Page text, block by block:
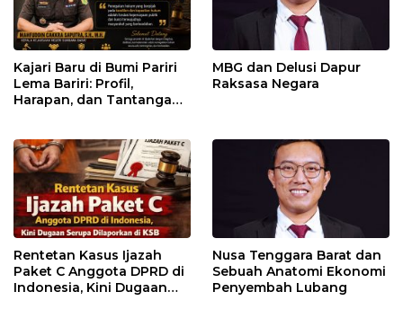
Kajari Baru di Bumi Pariri
Lema Bariri: Profil,
Harapan, dan Tantangan
MBG dan Delusi Dapur
Raksasa Negara
Rentetan Kasus Ijazah
Paket C Anggota DPRD di
Indonesia, Kini Dugaan
Nusa Tenggara Barat dan
Sebuah Anatomi Ekonomi
Penyembah Lubang